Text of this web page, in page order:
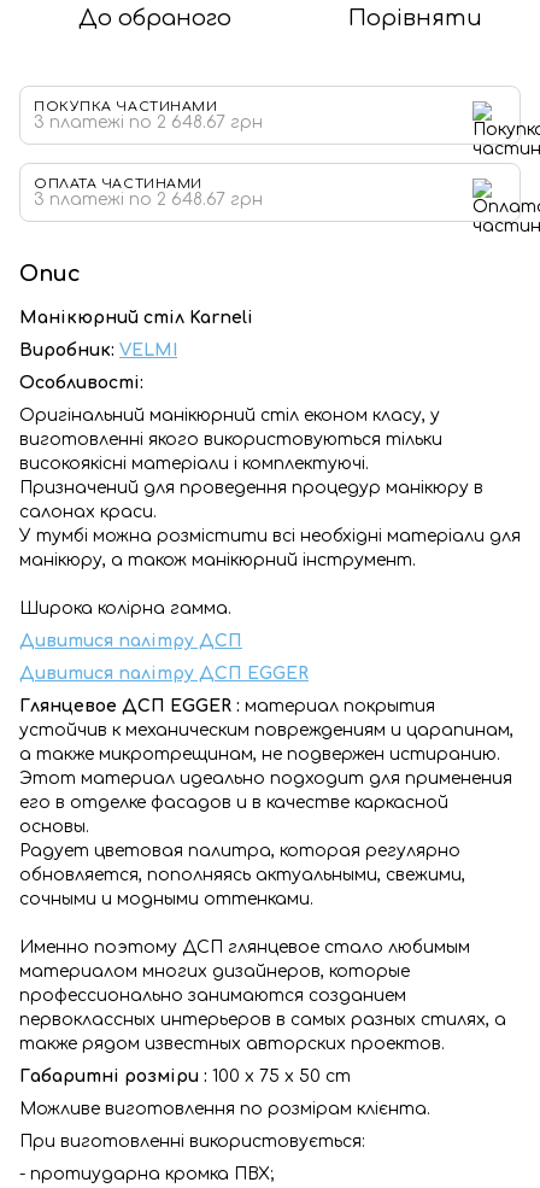
До обраного Порівняти
ПОКУПКА ЧАСТИНАМИ
3 платежі по 2 648.67 грн
ОПЛАТА ЧАСТИНАМИ
3 платежі по 2 648.67 грн
Опис
Манікюрний стіл Karneli
Виробник: VELMI
Особливості:
Оригінальний манікюрний стіл економ класу, у
виготовленні якого використовуються тільки
високоякісні матеріали і комплектуючі.
Призначений для проведення процедур манікюру в
салонах краси.
У тумбі можна розмістити всі необхідні матеріали для
манікюру, а також манікюрний інструмент.
Широка колірна гамма.
Дивитися палітру ДСП
Дивитися палітру ДСП EGGER
Глянцевое ДСП EGGER : материал покрытия
устойчив к механическим повреждениям и царапинам,
а также микротрещинам, не подвержен истиранию.
Этот материал идеально подходит для применения
его в отделке фасадов и в качестве каркасной
основы.
Радует цветовая палитра, которая регулярно
обновляется, пополняясь актуальными, свежими,
сочными и модными оттенками.
Именно поэтому ДСП глянцевое стало любимым
материалом многих дизайнеров, которые
профессионально занимаются созданием
первоклассных интерьеров в самых разных стилях, а
также рядом известных авторских проектов.
Габаритні розміри : 100 x 75 x 50 cm
Можливе виготовлення по розмірам клієнта.
При виготовленні використовується:
- протиударна кромка ПВХ;